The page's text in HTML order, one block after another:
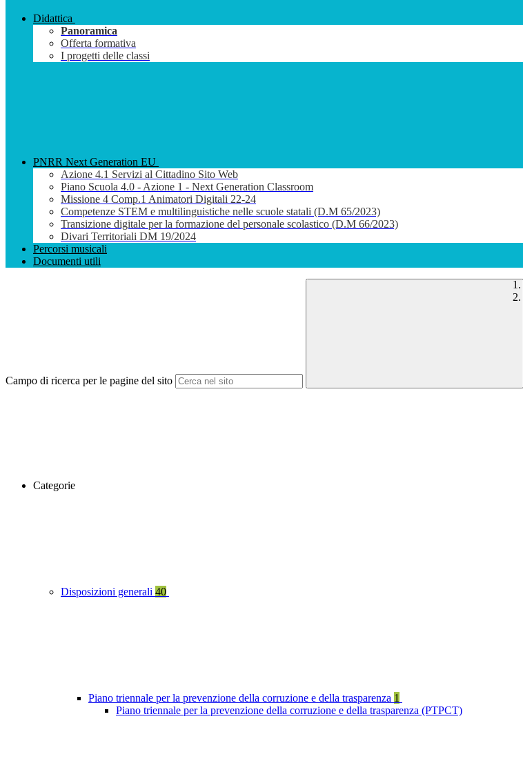
Didattica
Panoramica
Offerta formativa
I progetti delle classi
PNRR Next Generation EU
Azione 4.1 Servizi al Cittadino Sito Web
Piano Scuola 4.0 - Azione 1 - Next Generation Classroom
Missione 4 Comp.1 Animatori Digitali 22-24
Competenze STEM e multilinguistiche nelle scuole statali (D.M 65/2023)
Transizione digitale per la formazione del personale scolastico (D.M 66/2023)
Divari Territoriali DM 19/2024
Percorsi musicali
Documenti utili
Campo di ricerca per le pagine del sito
Categorie
Disposizioni generali 40
Piano triennale per la prevenzione della corruzione e della trasparenza 1
Piano triennale per la prevenzione della corruzione e della trasparenza (PTPCT)